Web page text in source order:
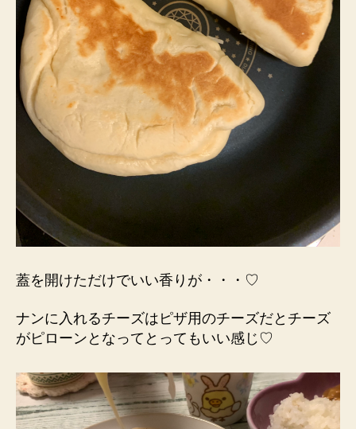
蓋を開けただけでいい香りが・・・♡
ナンに入れるチーズはピザ用のチーズだとチーズ
がピローンとなってとってもいい感じ♡